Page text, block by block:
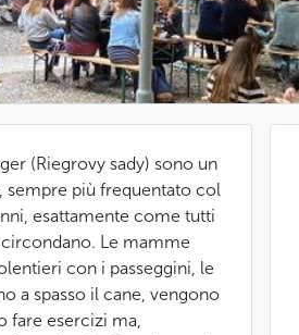
(Riegrovy sady) sono un
sempre più frequentato col
esattamente come tutti
Le mamme
con i passeggini, le
a spasso il cane, vengono
fare esercizi ma,